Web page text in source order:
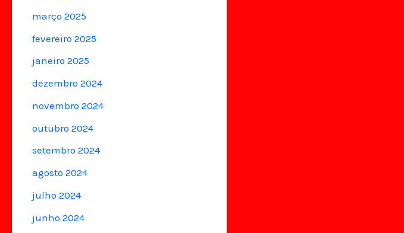
março 2025
fevereiro 2025
janeiro 2025
dezembro 2024
novembro 2024
outubro 2024
setembro 2024
agosto 2024
julho 2024
junho 2024